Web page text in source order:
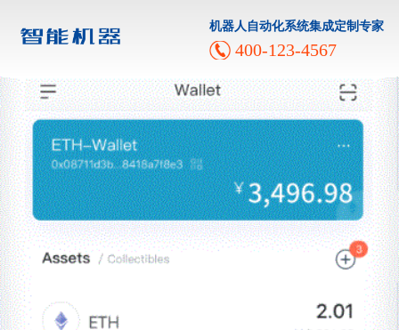
机器人自动化系统集成定制专家
400-123-4567